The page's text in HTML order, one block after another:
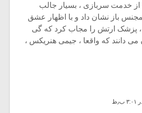
خدمت سربازی ، بسیار جالب
باز نشان داد و با اظهار عشق
، پزشک ارتش را مجاب کرد که گی
می دانند که واقعا ، جیمی هنریکس ،